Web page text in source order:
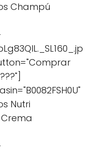
Champú
Nutri